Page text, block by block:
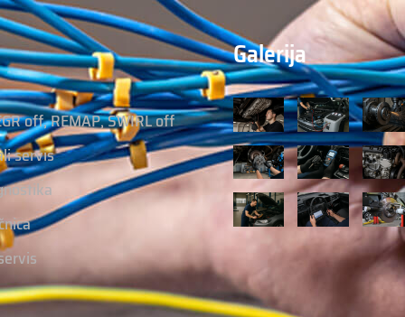
off, REMAP, SWIRL off
servis
Galerija